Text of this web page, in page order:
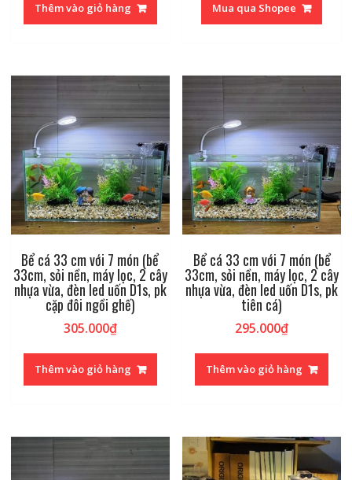
Thêm vào giỏ hàng Mua qua Shopee
Bể cá 33 cm với 7 món (bể
33cm, sỏi nền, máy lọc, 2 cây
nhựa vừa, đèn led uốn D1s, pk
cặp đôi ngồi ghế)
305.000₫
Thêm vào giỏ hàng
Bể cá 33 cm với 7 món (bể
33cm, sỏi nền, máy lọc, 2 cây
nhựa vừa, đèn led uốn D1s, pk
tiên cá)
295.000₫
Thêm vào giỏ hàng